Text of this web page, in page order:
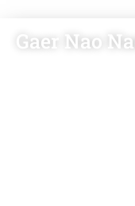
Gaer Nao